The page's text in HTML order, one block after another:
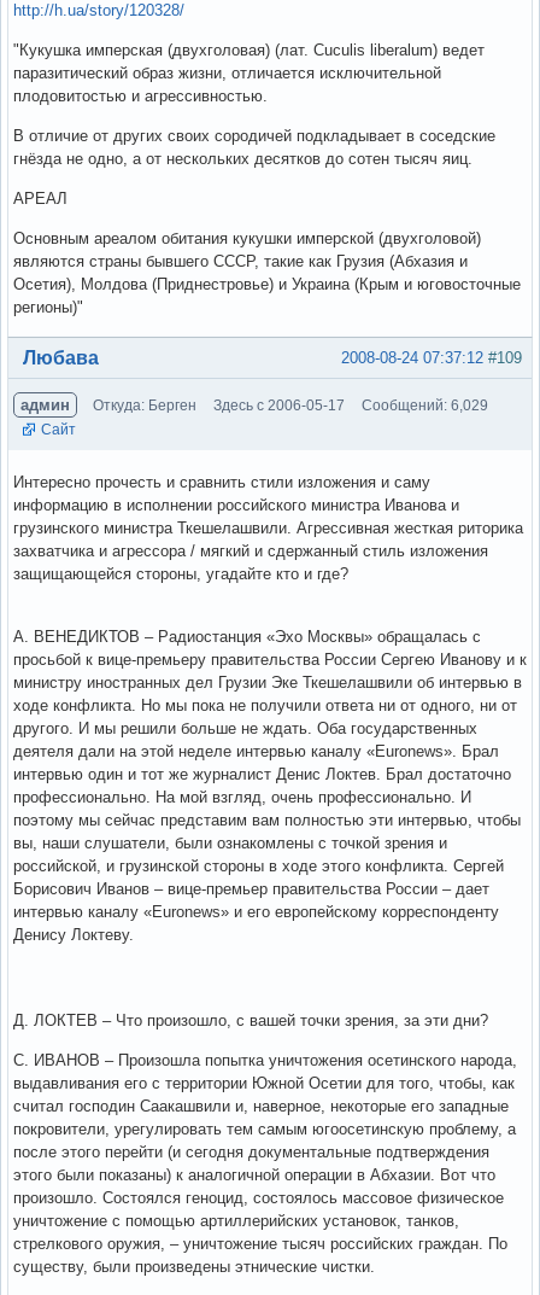
http://h.ua/story/120328/
"Кукушка имперская (двухголовая) (лат. Cuculis liberalum) ведет
паразитический образ жизни, отличается исключительной
плодовитостью и агрессивностью.
В отличие от других своих сородичей подкладывает в соседские
гнёзда не одно, а от нескольких десятков до сотен тысяч яиц.
АРЕАЛ
Основным ареалом обитания кукушки имперской (двухголовой)
являются страны бывшего СССР, такие как Грузия (Абхазия и
Осетия), Молдова (Приднестровье) и Украина (Крым и юговосточные
регионы)"
Вне форума #109
2008-08-24 07:37:12
Любава
админ Откуда: Берген Здесь с 2006-05-17
Сообщений: 6,029
Сайт
Интересно прочесть и сравнить стили изложения и саму
информацию в исполнении российского министра Иванова и
грузинского министра Ткешелашвили. Агрессивная жесткая риторика
захватчика и агрессора / мягкий и сдержанный стиль изложения
защищающейся стороны, угадайте кто и где?
А. ВЕНЕДИКТОВ – Радиостанция «Эхо Москвы» обращалась с
просьбой к вице-премьеру правительства России Сергею Иванову и к
министру иностранных дел Грузии Эке Ткешелашвили об интервью в
ходе конфликта. Но мы пока не получили ответа ни от одного, ни от
другого. И мы решили больше не ждать. Оба государственных
деятеля дали на этой неделе интервью каналу «Euronews». Брал
интервью один и тот же журналист Денис Локтев. Брал достаточно
профессионально. На мой взгляд, очень профессионально. И
поэтому мы сейчас представим вам полностью эти интервью, чтобы
вы, наши слушатели, были ознакомлены с точкой зрения и
российской, и грузинской стороны в ходе этого конфликта. Сергей
Борисович Иванов – вице-премьер правительства России – дает
интервью каналу «Euronews» и его европейскому корреспонденту
Денису Локтеву.
Д. ЛОКТЕВ – Что произошло, с вашей точки зрения, за эти дни?
С. ИВАНОВ – Произошла попытка уничтожения осетинского народа,
выдавливания его с территории Южной Осетии для того, чтобы, как
считал господин Саакашвили и, наверное, некоторые его западные
покровители, урегулировать тем самым югоосетинскую проблему, а
после этого перейти (и сегодня документальные подтверждения
этого были показаны) к аналогичной операции в Абхазии. Вот что
произошло. Состоялся геноцид, состоялось массовое физическое
уничтожение с помощью артиллерийских установок, танков,
стрелкового оружия, – уничтожение тысяч российских граждан. По
существу, были произведены этнические чистки.